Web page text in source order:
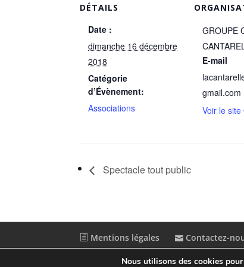
DÉTAILS
Date :
dimanche 16 décembre
2018
Catégorie
d’Évènement:
Associations
GROUPE
E-mail
gmail.com
Voir le
Spectacle tout public
Mentions légales Contactez-
Nous utilisons des cookies